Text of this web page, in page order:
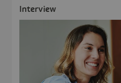
Inter­view